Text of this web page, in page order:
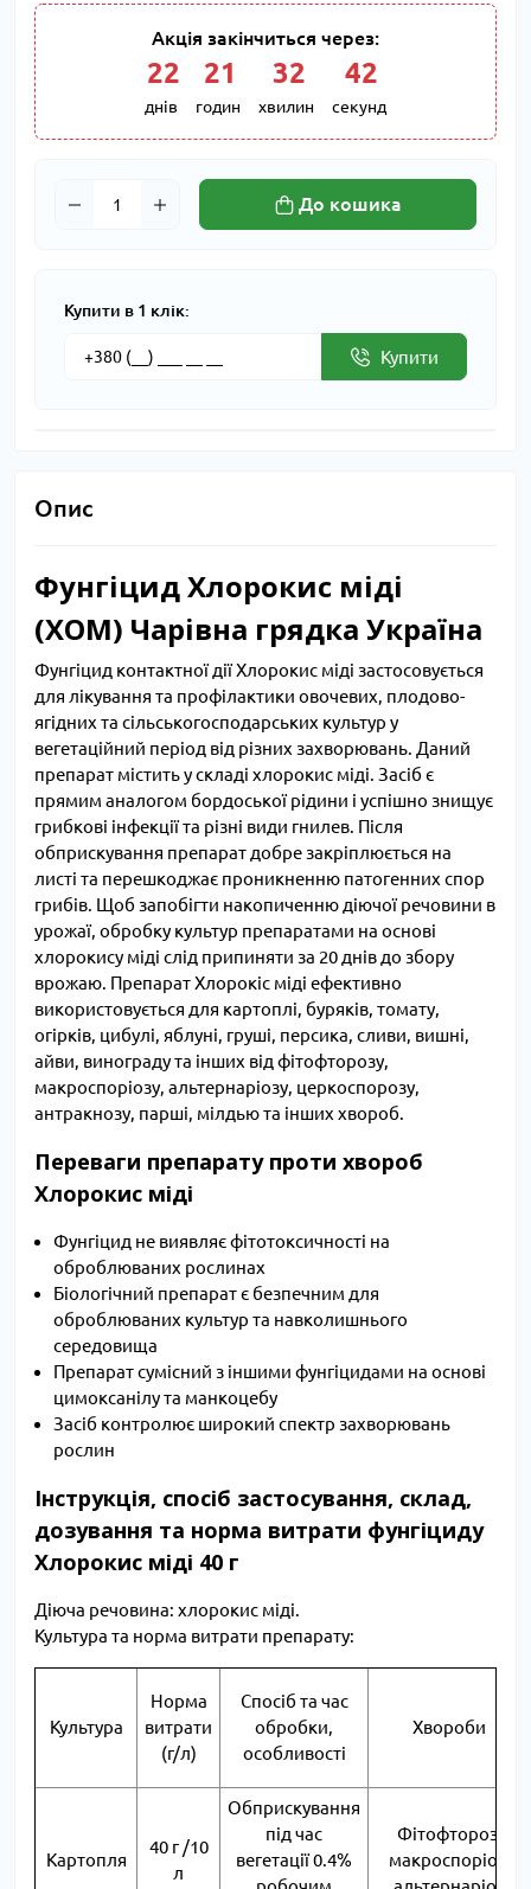
Акція закінчиться через:
22
днів
21
годин
32
хвилин
41
секунд
До кошика
Купити в 1 клік:
Купити
Опис
Фунгіцид Хлорокис міді
(ХОМ) Чарівна грядка Україна
Фунгіцид контактної дії Хлорокис міді застосовується
для лікування та профілактики овочевих, плодово-
ягідних та сільськогосподарських культур у
вегетаційний період від різних захворювань. Даний
препарат містить у складі хлорокис міді. Засіб є
прямим аналогом бордоської рідини і успішно знищує
грибкові інфекції та різні види гнилев. Після
обприскування препарат добре закріплюється на
листі та перешкоджає проникненню патогенних спор
грибів. Щоб запобігти накопиченню діючої речовини в
урожаї, обробку культур препаратами на основі
хлорокису міді слід припиняти за 20 днів до збору
врожаю. Препарат Хлорокіс міді ефективно
використовується для картоплі, буряків, томату,
огірків, цибулі, яблуні, груші, персика, сливи, вишні,
айви, винограду та інших від фітофторозу,
макроспоріозу, альтернаріозу, церкоспорозу,
антракнозу, парші, мілдью та інших хвороб.
Переваги препарату проти хвороб
Хлорокис міді
Фунгіцид не виявляє фітотоксичності на
оброблюваних рослинах
Біологічний препарат є безпечним для
оброблюваних культур та навколишнього
середовища
Препарат сумісний з іншими фунгіцидами на основі
цимоксанілу та манкоцебу
Засіб контролює широкий спектр захворювань
рослин
Інструкція, спосіб застосування, склад,
дозування та норма витрати фунгіциду
Хлорокис міді 40 г
Діюча речовина: хлорокис міді.
Культура та норма витрати препарату:
Культура
Норма
витрати
(г/л)
Спосіб та час
обробки,
особливості
Хвороби
Картопля
40 г /10
л
Обприскування
під час
вегетації 0.4%
Фітофтороз,
макроспоріоз,